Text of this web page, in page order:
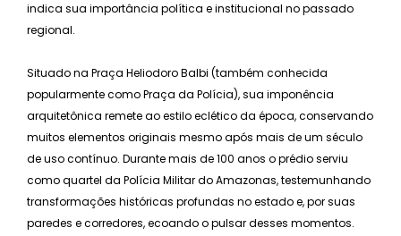
indica sua importância política e institucional no passado
regional.
Situado na Praça Heliodoro Balbi (também conhecida
popularmente como Praça da Polícia), sua imponência
arquitetônica remete ao estilo eclético da época, conservando
muitos elementos originais mesmo após mais de um século
de uso contínuo. Durante mais de 100 anos o prédio serviu
como quartel da Polícia Militar do Amazonas, testemunhando
transformações históricas profundas no estado e, por suas
paredes e corredores, ecoando o pulsar desses momentos.